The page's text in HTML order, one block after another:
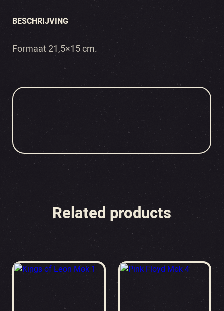
BESCHRIJVING
Formaat 21,5×15 cm.
Related products